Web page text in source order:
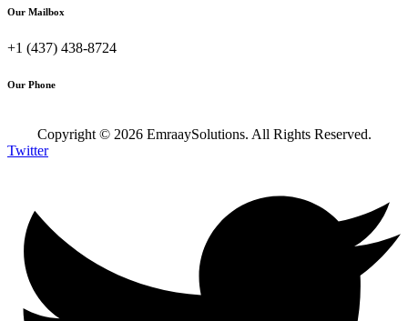
Our Mailbox
+1 (437) 438-8724
Our Phone
Copyright © 2026EmraaySolutions. All Rights Reserved.
Twitter